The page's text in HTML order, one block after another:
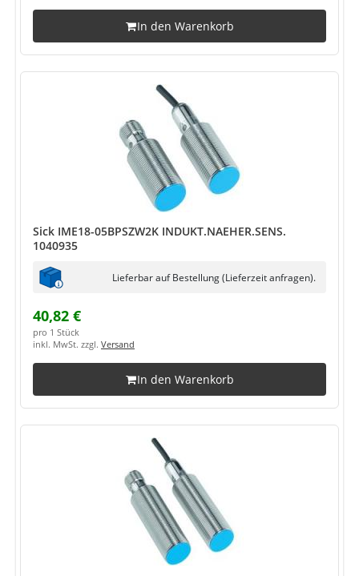
In den Warenkorb
Sick IME18-05BPSZW2K INDUKT.NAEHER.SENS.
1040935
Lieferbar auf Bestellung (Lieferzeit anfragen).
40,82 €
pro 1 Stück
inkl. MwSt. zzgl. Versand
In den Warenkorb